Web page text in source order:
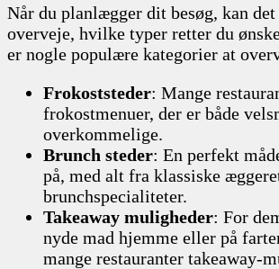
Når du planlægger dit besøg, kan
overveje, hvilke typer retter du
er nogle populære kategorier at
Frokoststeder: Mange
frokostmenuer, der er både
overkommelige.
Brunch steder: En perfekt
på, med alt fra klassiske
brunchspecialiteter.
Takeaway muligheder: For
nyde mad hjemme eller på
mange restauranter takeaway-